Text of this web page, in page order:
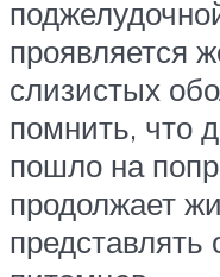
проявляется
слизистых
помнить, что
пошло на
продолжает
представлять